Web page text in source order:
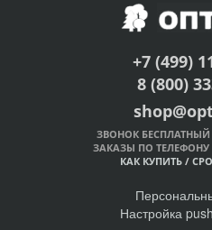
+7 (499)
8 (800)
ЗВОНОК БЕСПЛАТНЫЙ
ЗАКАЗЫ ПО
КАК КУПИТЬ /
Настройка